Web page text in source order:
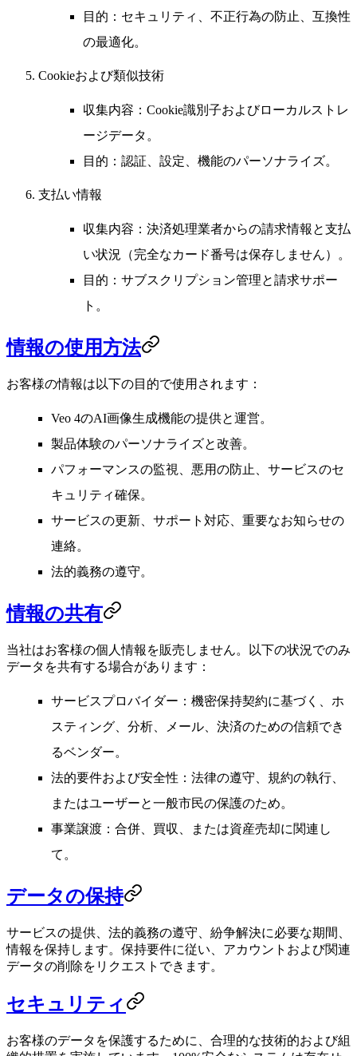
目的 ：セキュリティ、不正行為の防止、互換性
の最適化。
Cookieおよび類似技術
収集内容 ：Cookie識別子およびローカルストレ
ージデータ。
目的 ：認証、設定、機能のパーソナライズ。
支払い情報
収集内容 ：決済処理業者からの請求情報と支払
い状況（完全なカード番号は保存しません）。
目的 ：サブスクリプション管理と請求サポー
ト。
情報の使用方法
お客様の情報は以下の目的で使用されます：
Veo 4のAI画像生成機能の提供と運営。
製品体験のパーソナライズと改善。
パフォーマンスの監視、悪用の防止、サービスのセ
キュリティ確保。
サービスの更新、サポート対応、重要なお知らせの
連絡。
法的義務の遵守。
情報の共有
当社はお客様の個人情報を販売しません。以下の状況でのみ
データを共有する場合があります：
サービスプロバイダー ：機密保持契約に基づく、ホ
スティング、分析、メール、決済のための信頼でき
るベンダー。
法的要件および安全性 ：法律の遵守、規約の執行、
またはユーザーと一般市民の保護のため。
事業譲渡 ：合併、買収、または資産売却に関連し
て。
データの保持
サービスの提供、法的義務の遵守、紛争解決に必要な期間、
情報を保持します。保持要件に従い、アカウントおよび関連
データの削除をリクエストできます。
セキュリティ
お客様のデータを保護するために、合理的な技術的および組